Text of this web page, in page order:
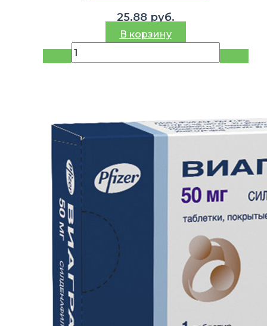
25.88 руб.
В корзину